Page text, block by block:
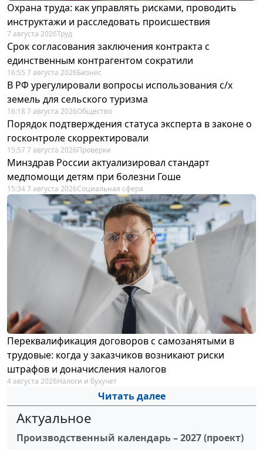
Охрана труда: как управлять рисками, проводить
инструктажи и расследовать происшествия
7 августа 2026Труд
Срок согласования заключения контракта с
единственным контрагентом сократили
16:55 7 августа 2026Бизнес
В РФ урегулировали вопросы использования с/х
земель для сельского туризма
16:18 7 августа 2026Общество
Порядок подтверждения статуса эксперта в законе о
госконтроле скорректировали
15:57 7 августа 2026Проверки
Минздрав России актуализировал стандарт
медпомощи детям при болезни Гоше
15:34 7 августа 2026Социальная сфера
Переквалификация договоров с самозанятыми в
трудовые: когда у заказчиков возникают риски
штрафов и доначисления налогов
4 августа 2026Налоги и бухучет
Читать далее
Актуальное
Производственный календарь – 2027 (проект)